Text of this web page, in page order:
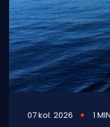
07 kol. 2026 1